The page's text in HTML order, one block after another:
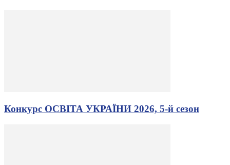
Конкурс ОСВІТА УКРАЇНИ 2026, 5-й сезон